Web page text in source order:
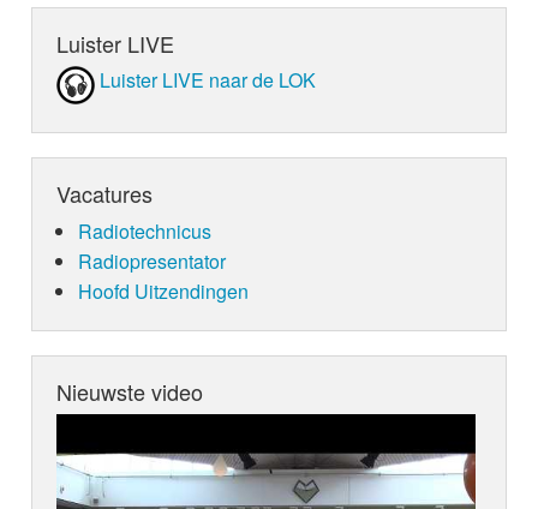
Luister LIVE
Luister LIVE naar de LOK
Vacatures
Radiotechnicus
Radiopresentator
Hoofd Uitzendingen
Nieuwste video